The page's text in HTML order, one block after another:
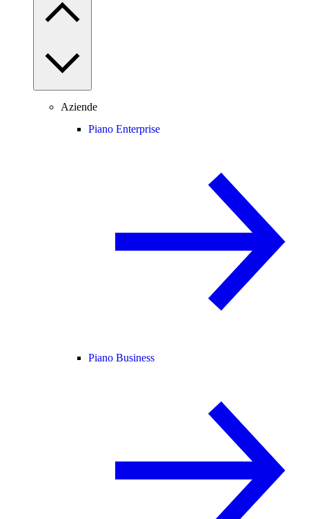
Aziende
Piano Enterprise
Piano Business